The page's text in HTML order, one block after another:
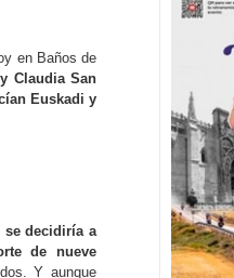
en Baños de
Claudia San
Euskadi y
se decidiría a
de nueve
Y aunque